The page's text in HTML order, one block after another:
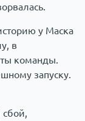
у Маска
в
команды.
запуску.